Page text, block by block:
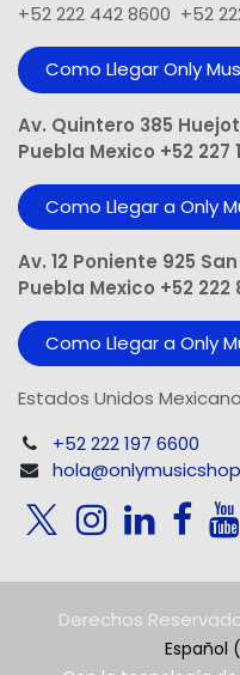
+52 222 442 8600 +52
Como Llegar Only
Av. Quintero 385
Puebla Mexico +52 227
Como Llegar a Only
Av. 12 Poniente 925
Puebla Mexico +52 222
Como Llegar a Only
Estados Unidos
+52 222 197 6600
Derechos
Español